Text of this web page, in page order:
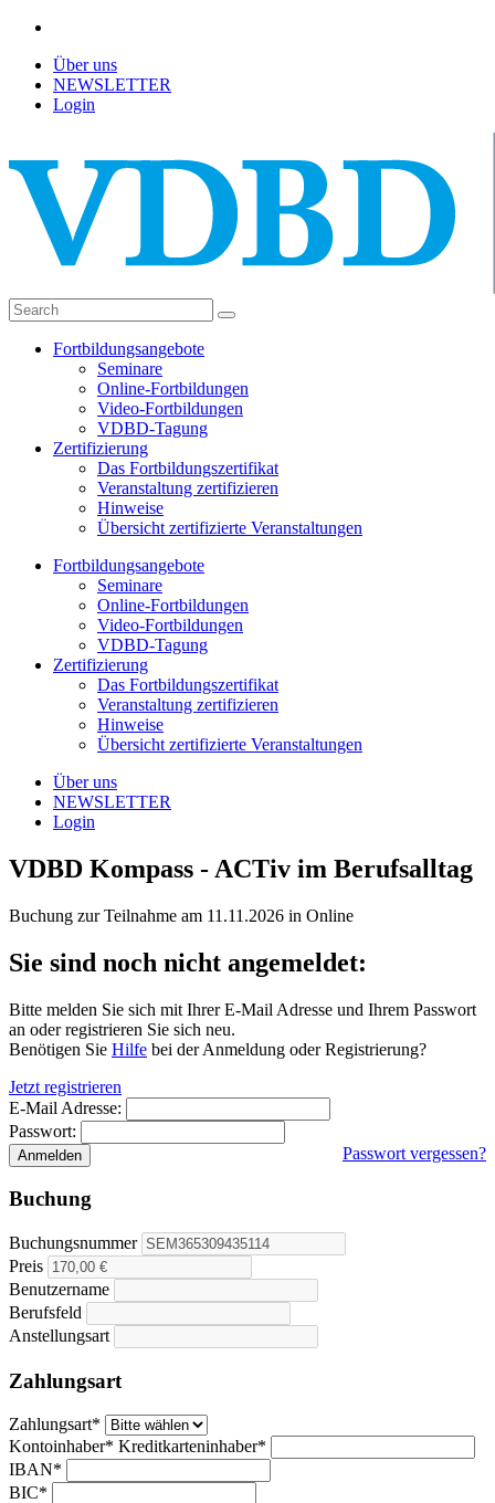
Über uns
NEWSLETTER
Login
Fortbildungsangebote
Seminare
Online-Fortbildungen
Video-Fortbildungen
VDBD-Tagung
Zertifizierung
Das Fortbildungszertifikat
Veranstaltung zertifizieren
Hinweise
Übersicht zertifizierte Veranstaltungen
Fortbildungsangebote
Seminare
Online-Fortbildungen
Video-Fortbildungen
VDBD-Tagung
Zertifizierung
Das Fortbildungszertifikat
Veranstaltung zertifizieren
Hinweise
Übersicht zertifizierte Veranstaltungen
Über uns
NEWSLETTER
Login
VDBD Kompass - ACTiv im Berufsalltag
Buchung zur Teilnahme am 11.11.2026 in Online
Sie sind noch nicht angemeldet:
Bitte melden Sie sich mit Ihrer E-Mail Adresse und Ihrem Passwort
an oder registrieren Sie sich neu.
Benötigen Sie Hilfe bei der Anmeldung oder Registrierung?
Jetzt registrieren
E-Mail Adresse:
Passwort:
Passwort vergessen?
Buchung
Buchungsnummer
Preis
Benutzername
Berufsfeld
Anstellungsart
Zahlungsart
Zahlungsart*
Kontoinhaber* Kreditkarteninhaber*
IBAN*
BIC*